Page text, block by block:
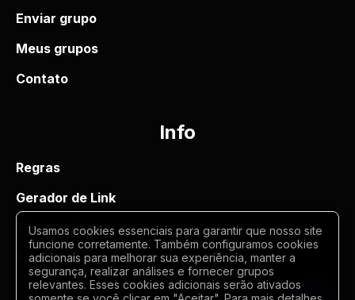
Enviar grupo
Meus grupos
Contato
Info
Regras
Gerador de Link
Termos de uso
Politica de privacidade
Usamos cookies essenciais para garantir que nosso site
funcione corretamente. Também configuramos cookies
adicionais para melhorar sua experiência, manter a
segurança, realizar análises e fornecer grupos
relevantes. Esses cookies adicionais serão ativados